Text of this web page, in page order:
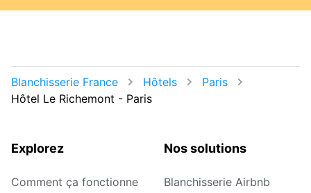
Blanchisserie France Hôtels
Paris
Hôtel Le Richemont - Paris
Explorez
Comment ça fonctionne
Nos solutions
Blanchisserie Airbnb